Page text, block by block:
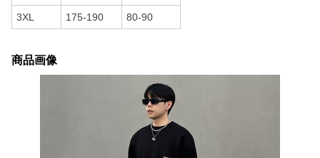
3XL 175-190 80-90
商品画像